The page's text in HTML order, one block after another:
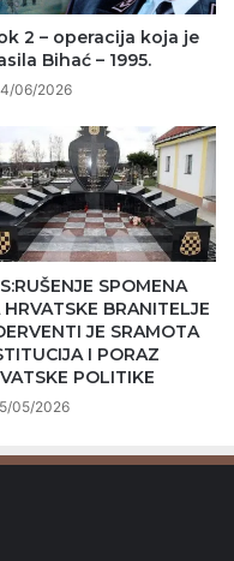
2 – operacija koja je
Bihać – 1995.
06/2026
SPOMENA
HRVATSKE BRANITELJE
JE SRAMOTA
I PORAZ
POLITIKE
05/2026